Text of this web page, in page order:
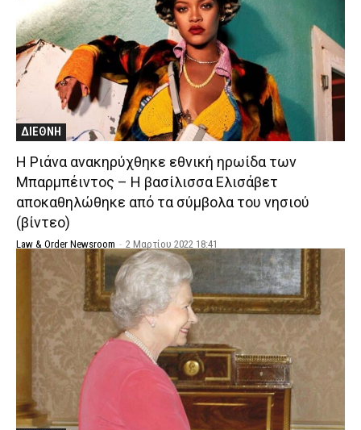
ΔΙΕΘΝΗ
Η Ριάνα ανακηρύχθηκε εθνική ηρωίδα των
Μπαρμπέιντος – Η βασίλισσα Ελισάβετ
αποκαθηλώθηκε από τα σύμβολα του νησιού
(βίντεο)
Law & Order Newsroom - 2 Μαρτίου 2022 18:41